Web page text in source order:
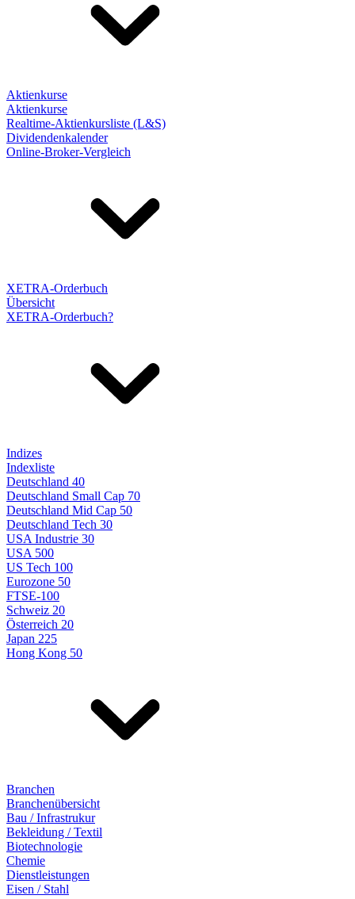
Aktienkurse
Aktienkurse
Realtime-Aktienkursliste (L&S)
Dividendenkalender
Online-Broker-Vergleich
XETRA-Orderbuch
Übersicht
XETRA-Orderbuch?
Indizes
Indexliste
Deutschland 40
Deutschland Small Cap 70
Deutschland Mid Cap 50
Deutschland Tech 30
USA Industrie 30
USA 500
US Tech 100
Eurozone 50
FTSE-100
Schweiz 20
Österreich 20
Japan 225
Hong Kong 50
Branchen
Branchenübersicht
Bau / Infrastrukur
Bekleidung / Textil
Biotechnologie
Chemie
Dienstleistungen
Eisen / Stahl